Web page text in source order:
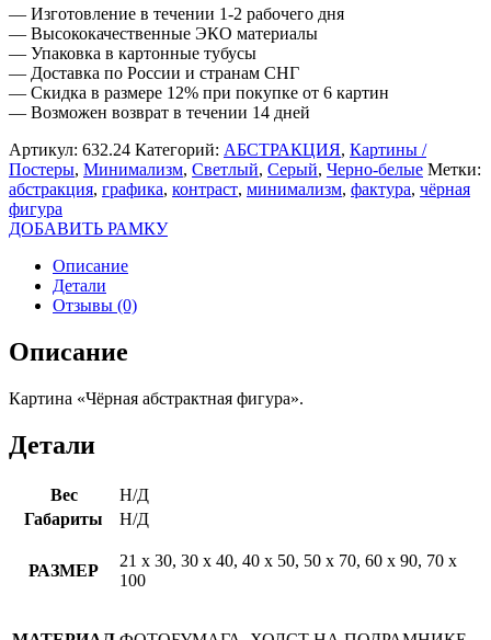
— Изготовление в течении 1-2 рабочего дня
— Высококачественные ЭКО материалы
— Упаковка в картонные тубусы
— Доставка по России и странам СНГ
— Скидка в размере 12% при покупке от 6 картин
— Возможен возврат в течении 14 дней
Артикул: 632.24 Категорий: АБСТРАКЦИЯ, Картины /
Постеры, Минимализм, Светлый, Серый, Черно-белые Метки:
абстракция, графика, контраст, минимализм, фактура, чёрная
фигура
ДОБАВИТЬ РАМКУ
Описание
Детали
Отзывы (0)
Описание
Картина «Чёрная абстрактная фигура».
Детали
Вес
Н/Д
Габариты
Н/Д
РАЗМЕР
21 х 30, 30 х 40, 40 х 50, 50 х 70, 60 х 90, 70 х
100